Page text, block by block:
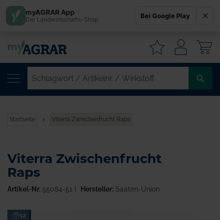
Startseite Viterra Zwischenfrucht Raps
Zum12
Viterra Zwischenfrucht
Raps
Artikel-Nr. 55084-51 Hersteller:Saaten-Union
myAGRAR App
Der Landwirtschafts-Shop Bei Google Play